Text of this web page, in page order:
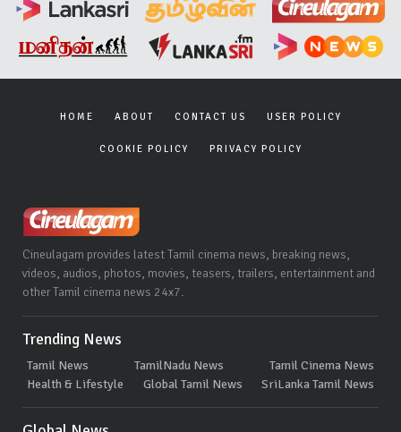
HOME ABOUT CONTACT US USER POLICY
COOKIE POLICY PRIVACY POLICY
Cineulagam provides latest Tamil cinema news, breaking news,
videos, audios, photos, movies, teasers, trailers, entertainment and
other Tamil cinema news 24x7.
Trending News
Tamil News TamilNadu News
Tamil Cinema News
Health & Lifestyle
Global Tamil News SriLanka Tamil News